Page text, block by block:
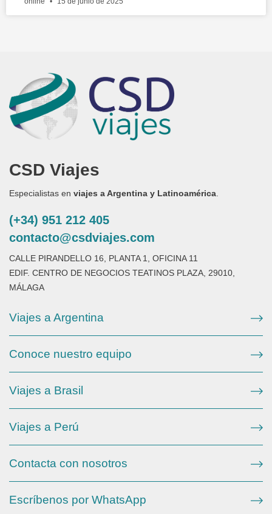
CSD Viajes
Especialistas en viajes a Argentina y Latinoamérica
(+34) 951 212 405
contacto@csdviajes.com
CALLE PIRANDELLO 16, PLANTA 1, OFICINA 11
EDIF. CENTRO DE NEGOCIOS TEATINOS PLAZA, 29010,
MÁLAGA
Viajes a Argentina
Conoce nuestro equipo
Viajes a Brasil
Viajes a Perú
Contacta con nosotros
Escríbenos por WhatsApp